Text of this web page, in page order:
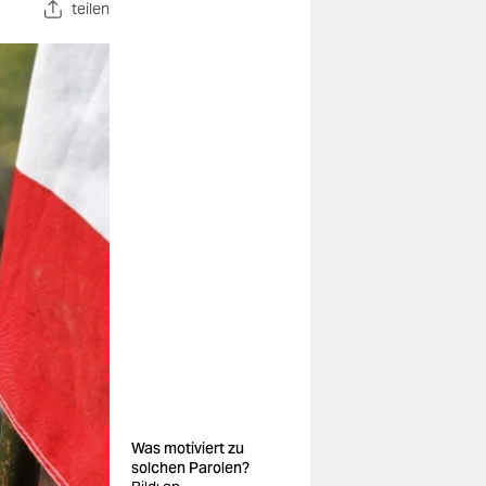
teilen
Was motiviert zu
solchen Parolen?